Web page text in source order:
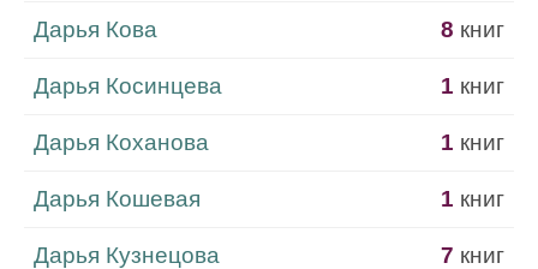
Дарья Кова 8 книг
Дарья Косинцева 1 книг
Дарья Коханова 1 книг
Дарья Кошевая 1 книг
Дарья Кузнецова 7 книг